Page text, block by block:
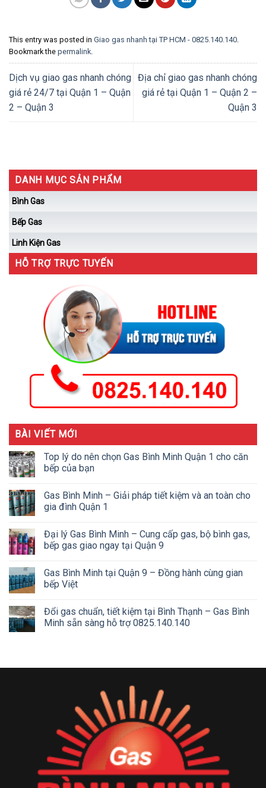
This entry was posted in Giao gas nhanh tại TP HCM - 0825.140.140.
Bookmark the permalink.
Dịch vụ giao gas nhanh chóng
giá rẻ 24/7 tại Quận 1 – Quận
2 – Quận 3
Địa chỉ giao gas nhanh chóng
giá rẻ tại Quận 1 – Quận 2 –
Quận 3
DANH MỤC SẢN PHẨM
Bình Gas
Bếp Gas
Linh Kiện Gas
HỖ TRỢ TRỰC TUYẾN
BÀI VIẾT MỚI
Top lý do nên chọn Gas Bình Minh Quận 1 cho căn
bếp của bạn
Gas Bình Minh – Giải pháp tiết kiệm và an toàn cho
gia đình Quận 1
Đại lý Gas Bình Minh – Cung cấp gas, bộ bình gas,
bếp gas giao ngay tại Quận 9
Gas Bình Minh tại Quận 9 – Đồng hành cùng gian
bếp Việt
Đổi gas chuẩn, tiết kiệm tại Bình Thạnh – Gas Bình
Minh sẵn sàng hỗ trợ 0825.140.140